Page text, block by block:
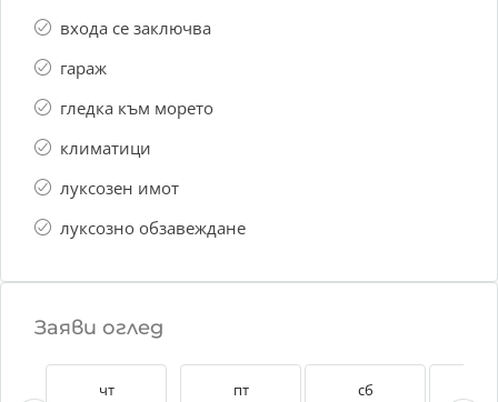
входа се заключва
гараж
гледка към морето
климатици
луксозен имот
луксозно обзавеждане
Заяви оглед
чт пт сб